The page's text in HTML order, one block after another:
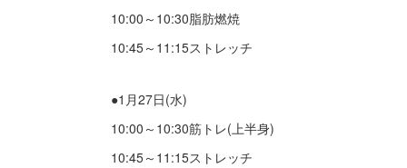
10:00～10:30脂肪燃焼
10:45～11:15ストレッチ
●1月27日(水)
10:00～10:30筋トレ(上半身)
10:45～11:15ストレッチ